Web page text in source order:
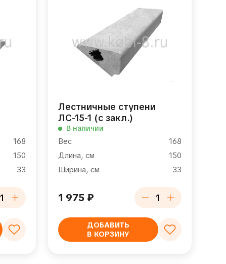
168
150
33
Лестничные ступени
ЛС-15-1 (с закл.)
В наличии
Вес
168
Длина, см
150
Ширина, см
33
1 975 ₽
ДОБАВИТЬ
В КОРЗИНУ